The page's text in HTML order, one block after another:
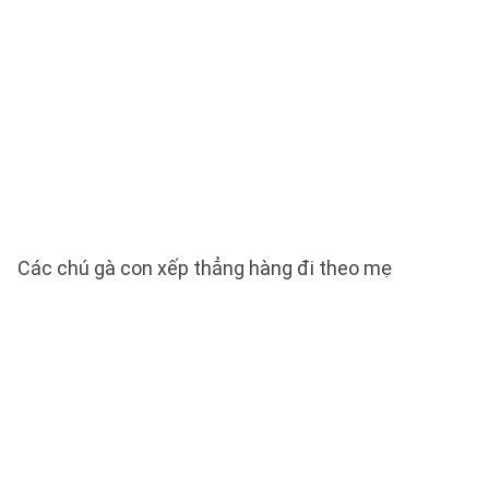
Các chú gà con xếp thẳng hàng đi theo mẹ